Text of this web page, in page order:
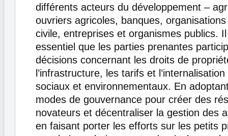
différents acteurs du développement –
ouvriers agricoles, banques,
civile, entreprises et organismes publics.
essentiel que les parties prenantes
décisions concernant les droits de
l’infrastructure, les tarifs et
sociaux et environnementaux. En
modes de gouvernance pour créer des
novateurs et décentraliser la gestion des
en faisant porter les efforts sur les petits